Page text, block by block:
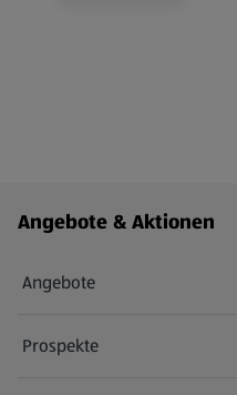
Fußzeilenmenü - weitere Links
Angebote & Aktionen
Angebote
Prospekte